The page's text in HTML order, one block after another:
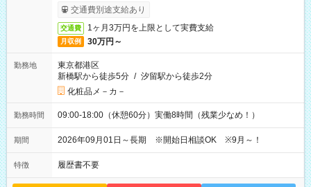
ービス利用可（利用条件有）
交通費別途支給あり
交通費 1ヶ月3万円を上限として実費支給
月収例 30万円～
勤務地
東京都港区
新橋駅から徒歩5分 / 汐留駅から徒歩2分
化粧品メ－カ－
勤務時間 09:00-18:00（休憩60分）実働8時間（残業少なめ！）
期間 2026年09月01日～長期 ※開始日相談OK ※9月～！
特徴 履歴書不要